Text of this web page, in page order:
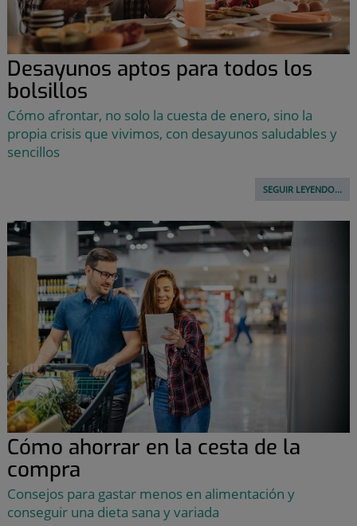
Desayunos aptos para todos los
bolsillos
Cómo afrontar, no solo la cuesta de enero, sino la
propia crisis que vivimos, con desayunos saludables y
sencillos
SEGUIR LEYENDO...
Cómo ahorrar en la cesta de la
compra
Consejos para gastar menos en alimentación y
conseguir una dieta sana y variada